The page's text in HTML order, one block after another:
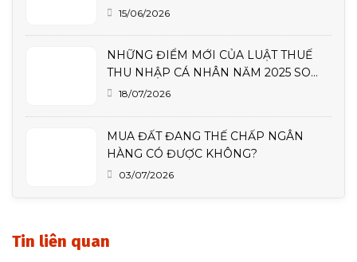
SAO?
15/06/2026
NHỮNG ĐIỂM MỚI CỦA LUẬT THUẾ
THU NHẬP CÁ NHÂN NĂM 2025 SO
VỚI LUẬT THUẾ THU NHẬP CÁ NHÂN
18/07/2026
MUA ĐẤT ĐANG THẾ CHẤP NGÂN
HÀNG CÓ ĐƯỢC KHÔNG?
03/07/2026
Tin liên quan